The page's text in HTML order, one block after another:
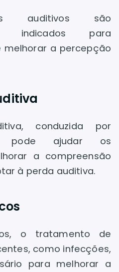
auditivos são
indicados para
melhorar a percepção
conduzida por
pode ajudar os
a compreensão
à perda auditiva.
o tratamento de
como infecções,
para melhorar a